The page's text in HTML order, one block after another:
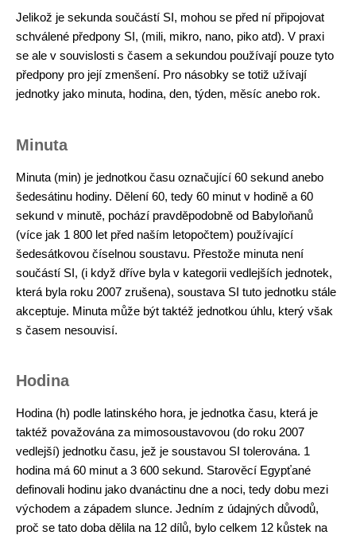
Jelikož je sekunda součástí SI, mohou se před ní připojovat
schválené předpony SI, (mili, mikro, nano, piko atd). V praxi
se ale v souvislosti s časem a sekundou používají pouze tyto
předpony pro její zmenšení. Pro násobky se totiž užívají
jednotky jako minuta, hodina, den, týden, měsíc anebo rok.
Minuta
Minuta (min) je jednotkou času označující 60 sekund anebo
šedesátinu hodiny. Dělení 60, tedy 60 minut v hodině a 60
sekund v minutě, pochází pravděpodobně od Babyloňanů
(více jak 1 800 let před naším letopočtem) používající
šedesátkovou číselnou soustavu. Přestože minuta není
součástí SI, (i když dříve byla v kategorii vedlejších jednotek,
která byla roku 2007 zrušena), soustava SI tuto jednotku stále
akceptuje. Minuta může být taktéž jednotkou úhlu, který však
s časem nesouvisí.
Hodina
Hodina (h) podle latinského hora, je jednotka času, která je
taktéž považována za mimosoustavovou (do roku 2007
vedlejší) jednotku času, jež je soustavou SI tolerována. 1
hodina má 60 minut a 3 600 sekund. Starověcí Egypťané
definovali hodinu jako dvanáctinu dne a noci, tedy dobu mezi
východem a západem slunce. Jedním z údajných důvodů,
proč se tato doba dělila na 12 dílů, bylo celkem 12 kůstek na